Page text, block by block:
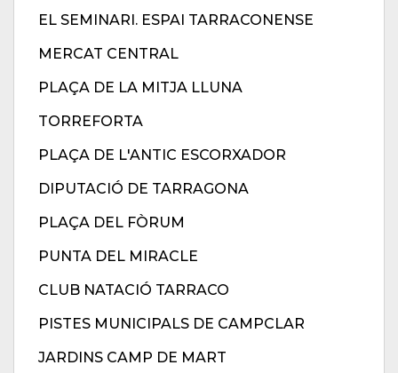
EL SEMINARI. ESPAI TARRACONENSE
MERCAT CENTRAL
PLAÇA DE LA MITJA LLUNA
TORREFORTA
PLAÇA DE L'ANTIC ESCORXADOR
DIPUTACIÓ DE TARRAGONA
PLAÇA DEL FÒRUM
PUNTA DEL MIRACLE
CLUB NATACIÓ TARRACO
PISTES MUNICIPALS DE CAMPCLAR
JARDINS CAMP DE MART